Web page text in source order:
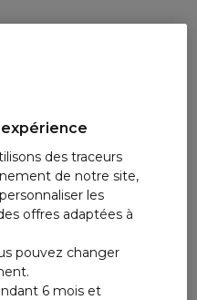
des traceurs
de notre site,
les
offres adaptées à
pouvez changer
6 mois et